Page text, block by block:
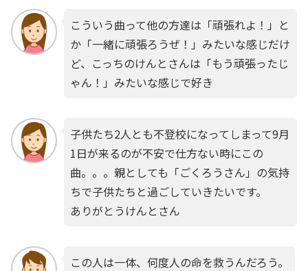
こういう曲って他の方達は「頑張れよ！」と
か「一緒に頑張ろうぜ！」みたいな感じだけ
ど、こっちのけんとさんは「もう頑張ったじ
ゃん！」みたいな感じで好き
子供たち2人とも不登校になってしまって9月
1日が来るのが不安で仕方ない時にこの
曲。。。親としても「ごくろうさん」の気持
ちで子供たちと過ごしていきたいです。
ありがとうけんとさん
この人は一体、何度人の命を救うんだろう。